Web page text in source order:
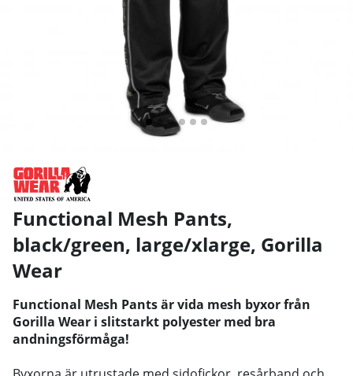
Functional Mesh Pants,
black/green, large/xlarge, Gorilla
Wear
Functional Mesh Pants är vida mesh byxor från
Gorilla Wear i slitstarkt polyester med bra
andningsförmåga!